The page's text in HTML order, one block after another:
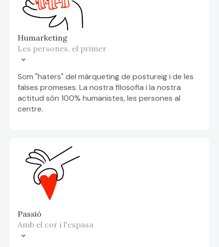
Humarketing
Les persones, el primer
Som "haters" del màrqueting de postureig i de les
falses promeses. La nostra filosofia i la nostra
actitud són 100% humanistes, les persones al
centre.
Passió
Amb el cor i l'espasa